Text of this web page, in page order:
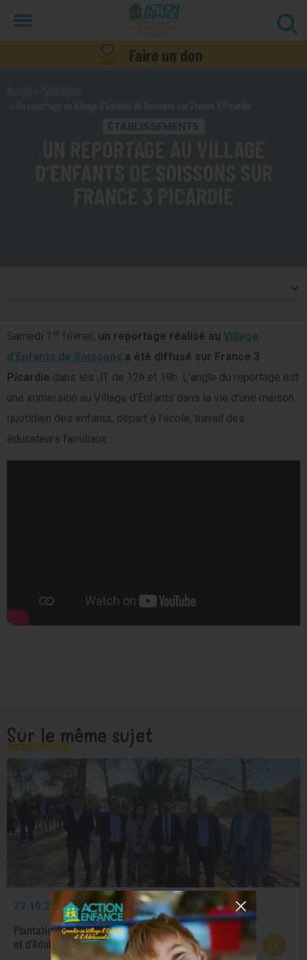
Faire un don
ÉTABLISSEMENTS
Samedi 1 er février, un reportage réalisé au Village
d’Enfants de Soissons a été diffusé sur France 3
Picardie dans les JT de 12h et 19h. L’angle du reportage est
une immersion au Village d’Enfants dans la vie d’une maison :
quotidien des enfants, départ à l’école, travail des
éducateurs familiaux…
Sur le même sujet
22.10.2025 AU CŒUR DE LA MISSION
Plantation du premier arbre du futur Village d’Enfants
et d’Adolescents de La Genétouze